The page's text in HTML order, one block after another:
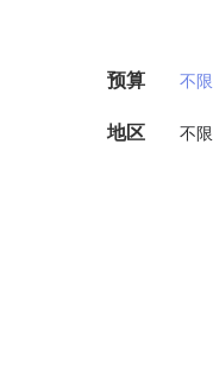
预算 不限
地区 不限